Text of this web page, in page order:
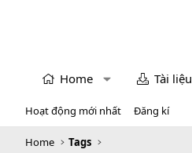
Home Tài liệu
Hoạt động mới nhất Đăng kí
Home Tags